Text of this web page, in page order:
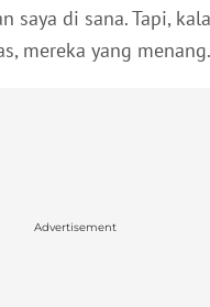
saya di sana. Tapi,
mereka yang
Advertisement